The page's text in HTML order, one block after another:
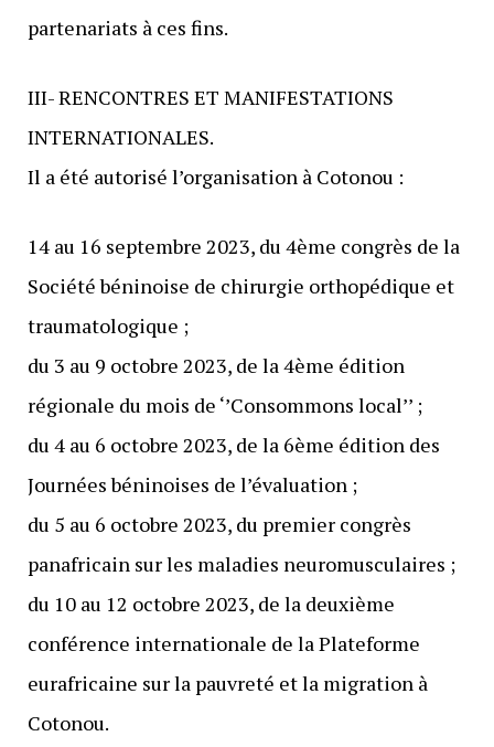
partenariats à ces fins.
III- RENCONTRES ET MANIFESTATIONS
INTERNATIONALES.
Il a été autorisé l’organisation à Cotonou :
14 au 16 septembre 2023, du 4ème congrès de la
Société béninoise de chirurgie orthopédique et
traumatologique ;
du 3 au 9 octobre 2023, de la 4ème édition
régionale du mois de ‘’Consommons local’’ ;
du 4 au 6 octobre 2023, de la 6ème édition des
Journées béninoises de l’évaluation ;
du 5 au 6 octobre 2023, du premier congrès
panafricain sur les maladies neuromusculaires ;
du 10 au 12 octobre 2023, de la deuxième
conférence internationale de la Plateforme
eurafricaine sur la pauvreté et la migration à
Cotonou.